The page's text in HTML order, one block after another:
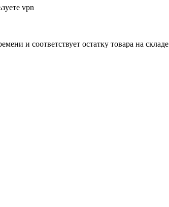
vpn
и соответствует остатку товара на складе